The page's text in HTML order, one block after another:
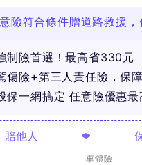
險符合條件贈道路救援，
制險首選！最高省330元
傷險+第三人責任險，保
保一網搞定 任意險優惠
賠他人
車體險